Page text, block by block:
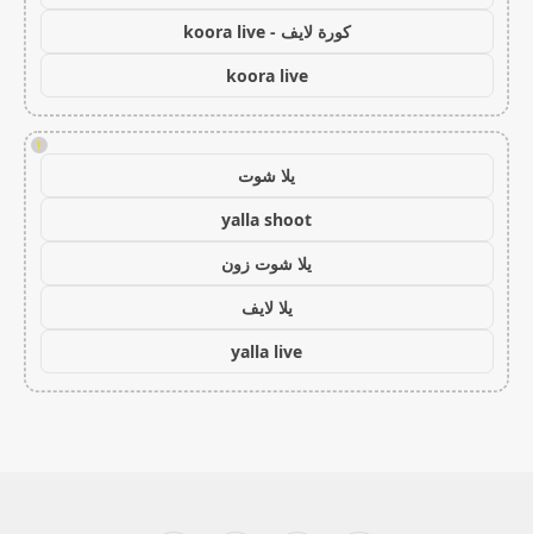
كورة لايف - koora live
koora live
!
يلا شوت
yalla shoot
يلا شوت زون
يلا لايف
yalla live